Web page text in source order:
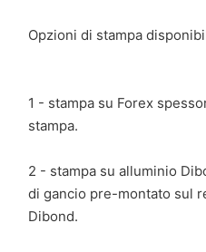
Opzioni di stampa
1 - stampa su Forex
stampa.
2 - stampa su alluminio
di gancio pre-montato sul
Dibond.